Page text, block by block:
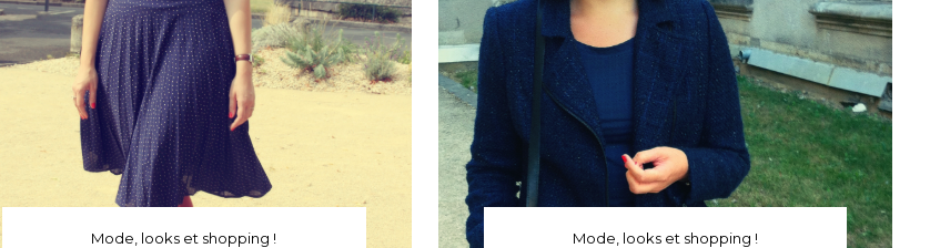
Mode, looks et shopping ! Mode, looks et shopping !